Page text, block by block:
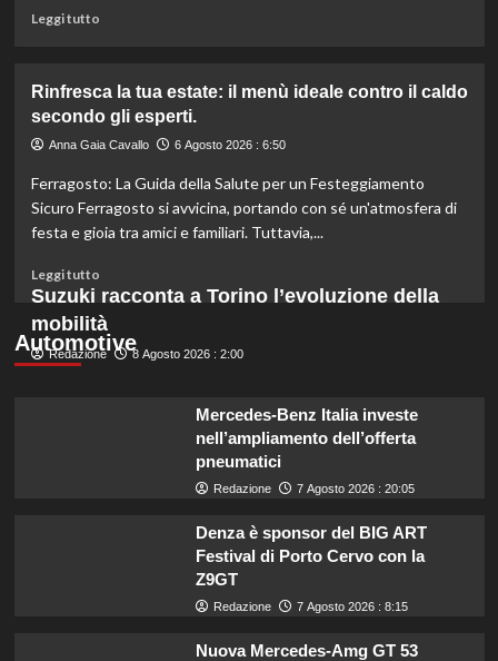
Leggi tuttoLeggi
Camera
approva
ddl
finanziamenti
aumentati
di
per
settore
primario.
Rinfresca la tua estate: il menù ideale contro il caldo
secondo gli esperti.
Anna Gaia Cavallo 6 Agosto 2026 : 6:50
Ferragosto: La Guida della Salute per un Festeggiamento
Sicuro Ferragosto si avvicina, portando con sé un'atmosfera di
festa e gioia tra amici e familiari. Tuttavia,...
Leggi tuttoLeggi
di
più
su
Rinfresca
Automotive
Suzuki racconta a Torino l’evoluzione della
mobilità
Redazione 8 Agosto 2026 : 2:00
Mercedes-Benz Italia investe
nell’ampliamento dell’offerta
pneumatici
Redazione 7 Agosto 2026 : 20:05
Denza è sponsor del BIG ART
Festival di Porto Cervo con la
Z9GT
Redazione 7 Agosto 2026 : 8:15
Nuova Mercedes-Amg GT 53